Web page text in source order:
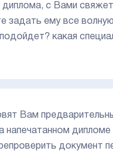
диплома, с Вами
задать ему все
какая
Вам
напечатанном дипломе
документ